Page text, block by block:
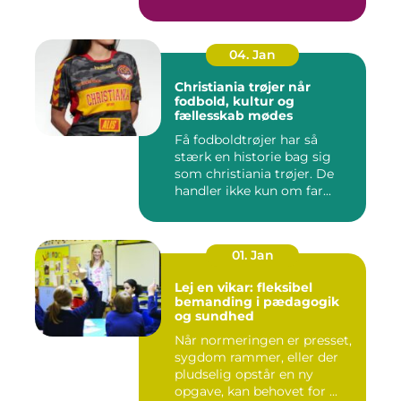
04. Jan
Christiania trøjer når
fodbold, kultur og
fællesskab mødes
Få fodboldtrøjer har så
stærk en historie bag sig
som christiania trøjer. De
handler ikke kun om far...
01. Jan
Lej en vikar: fleksibel
bemanding i pædagogik
og sundhed
Når normeringen er presset,
sygdom rammer, eller der
pludselig opstår en ny
opgave, kan behovet for ...